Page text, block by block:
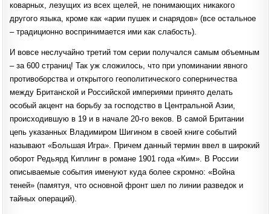
коварных, лезущих из всех щелей, не понимающих никакого
другого языка, кроме как «арии пушек и снарядов» (все остальное
– традиционно воспринимается ими как слабость).
И вовсе неслучайно третий том серии получался самым объемным
– за 600 страниц! Так уж сложилось, что при упоминании явного
противоборства и открытого геополитического соперничества
между Британской и Российской империями принято делать
особый акцент на борьбу за господство в Центральной Азии,
происходившую в 19 и в начале 20-го веков. В самой Британии
цепь указанных Владимиром Шигином в своей книге событий
называют «Большая Игра». Причем данный термин ввел в широкий
оборот Редьярд Киплинг в романе 1901 года «Ким». В России
описываемые события именуют куда более скромно: «Война
теней» (памятуя, что основной фронт шел по линии разведок и
тайных операций).